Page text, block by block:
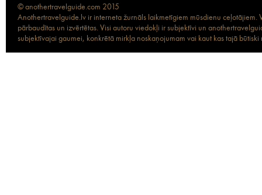
© anothertravelguide.com 2015
Anothertravelguide.lv ir interneta žurnāls laikmetīgiem mūsdienu
pārbaudītas un izvērtētas. Visi autoru viedokļi ir subjektīvi un
subjektīvajai gaumei, konkrētā mirkļa noskaņojumam vai kaut kas tajā